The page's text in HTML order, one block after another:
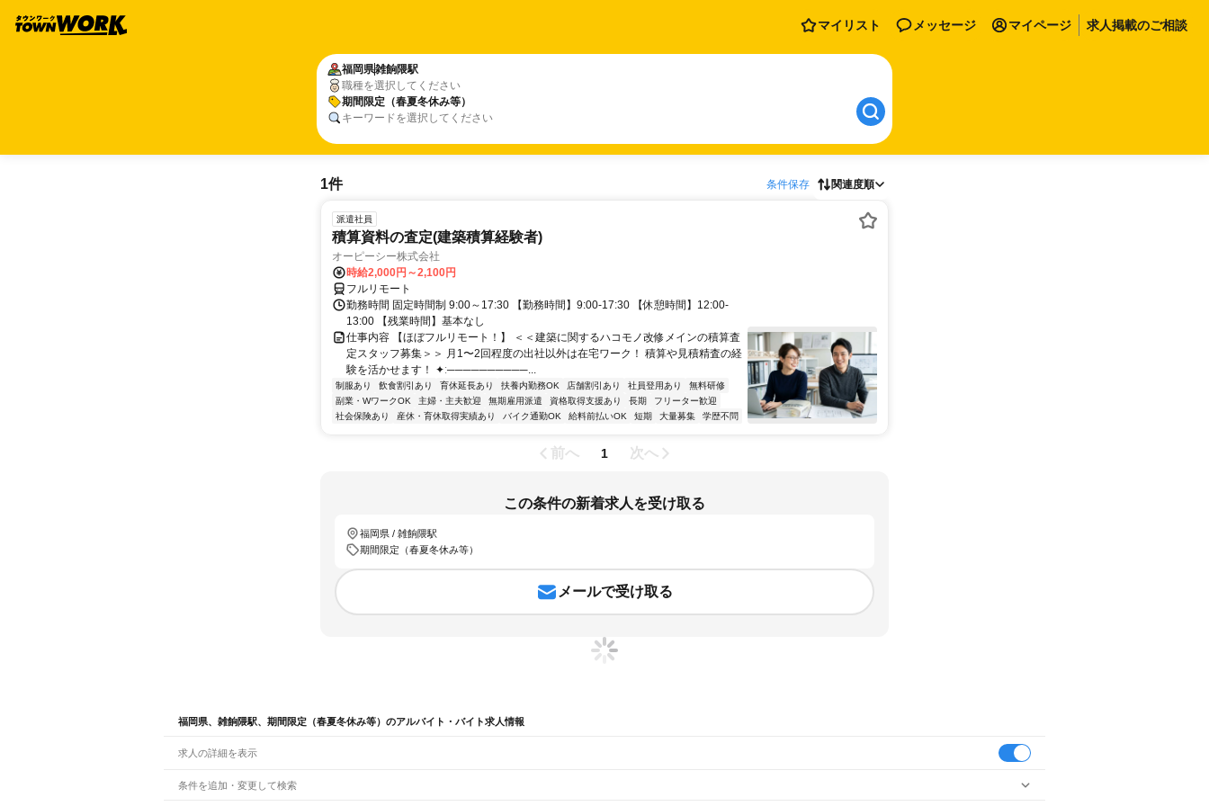
マイリスト メッセージ マイページ 求人掲載のご相談
福岡県雑餉隈駅
職種を選択してください
期間限定（春夏冬休み等）
キーワードを選択してください
1件 条件保存 関連度順
派遣社員
積算資料の査定(建築積算経験者)
オーピーシー株式会社
時給2,000円～2,100円
フルリモート
勤務時間 固定時間制 9:00～17:30 【勤務時間】9:00-17:30 【休憩時間】12:00-
13:00 【残業時間】基本なし
仕事内容 【ほぼフルリモート！】 ＜＜建築に関するハコモノ改修メインの積算査
定スタッフ募集＞＞ 月1〜2回程度の出社以外は在宅ワーク！ 積算や見積精査の経
験を活かせます！ ✦ː──────────...
制服あり 飲食割引あり 育休延長あり 扶養内勤務OK 店舗割引あり 社員登用あり
無料研修
副業・WワークOK
主婦・主夫歓迎 無期雇用派遣 資格取得支援あり 長期
フリーター歓迎
社会保険あり
産休・育休取得実績あり バイク通勤OK 給料前払いOK 短期 大量募集 学歴不問
前へ 1 次へ
この条件の新着求人を受け取る
福岡県 / 雑餉隈駅
期間限定（春夏冬休み等）
メールで受け取る
福岡県、雑餉隈駅、期間限定（春夏冬休み等）のアルバイト・バイト求人情報
求人の詳細を表示
条件を追加・変更して検索